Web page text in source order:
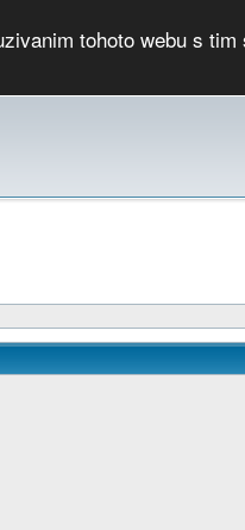
tohoto webu s tim